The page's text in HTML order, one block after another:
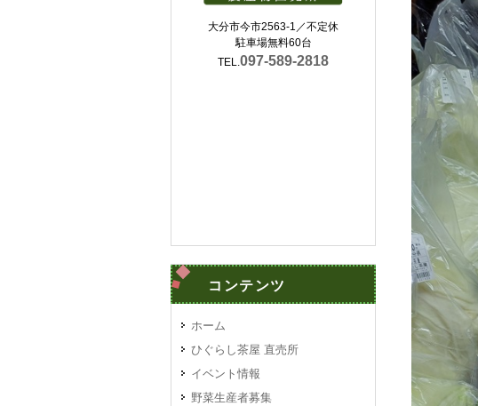
大分市今市2563-1／不定休
駐車場無料60台
TEL.097-589-2818
コンテンツ
ホーム
ひぐらし茶屋 直売所
イベント情報
野菜生産者募集